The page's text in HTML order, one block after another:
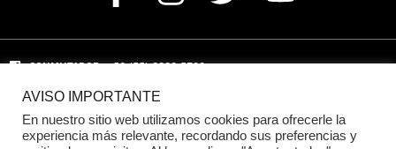
CONMUTADOR: +52 (55) 8880 5730
Domicilio: Calle Hércules 13,
Benito Juárez, C.P. 03940 Ciudad de México, CDMX
AVISO IMPORTANTE
En nuestro sitio web utilizamos cookies para ofrecerle la
experiencia más relevante, recordando sus preferencias y